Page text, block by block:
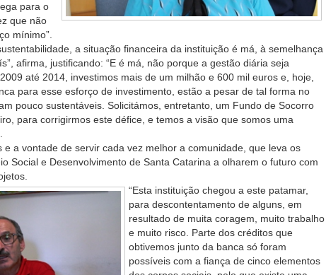
para o
que não
mínimo”.
a situação financeira da instituição é má, à semelhança
afirma, justificando: “E é má, não porque a gestão diária seja
até 2014, investimos mais de um milhão e 600 mil euros e, hoje,
para esse esforço de investimento, estão a pesar de tal forma no
pouco sustentáveis. Solicitámos, entretanto, um Fundo de Socorro
para corrigirmos este défice, e temos a visão que somos uma
e a vontade de servir cada vez melhor a comunidade, que leva os
Social e Desenvolvimento de Santa Catarina a olharem o futuro com
“Esta instituição chegou a este patamar,
para descontentamento de alguns, em
resultado de muita coragem, muito trabalho
e muito risco. Parte dos créditos que
obtivemos junto da banca só foram
possíveis com a fiança de cinco elementos